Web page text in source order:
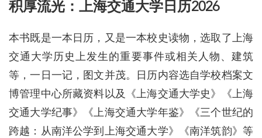
积厚流光：上海交通大学日历2026
本书既是一本日历，又是一本校史读物，选取了上海
交通大学历史上发生的重要事件或相关人物、建筑
等，一日一记，图文并茂。日历内容选自学校档案文
博管理中心所藏资料以及《上海交通大学史》《上海
交通大学纪事》《上海交通大学年鉴》《三个世纪的
跨越：从南洋公学到上海交通大学》《南洋筑韵》等